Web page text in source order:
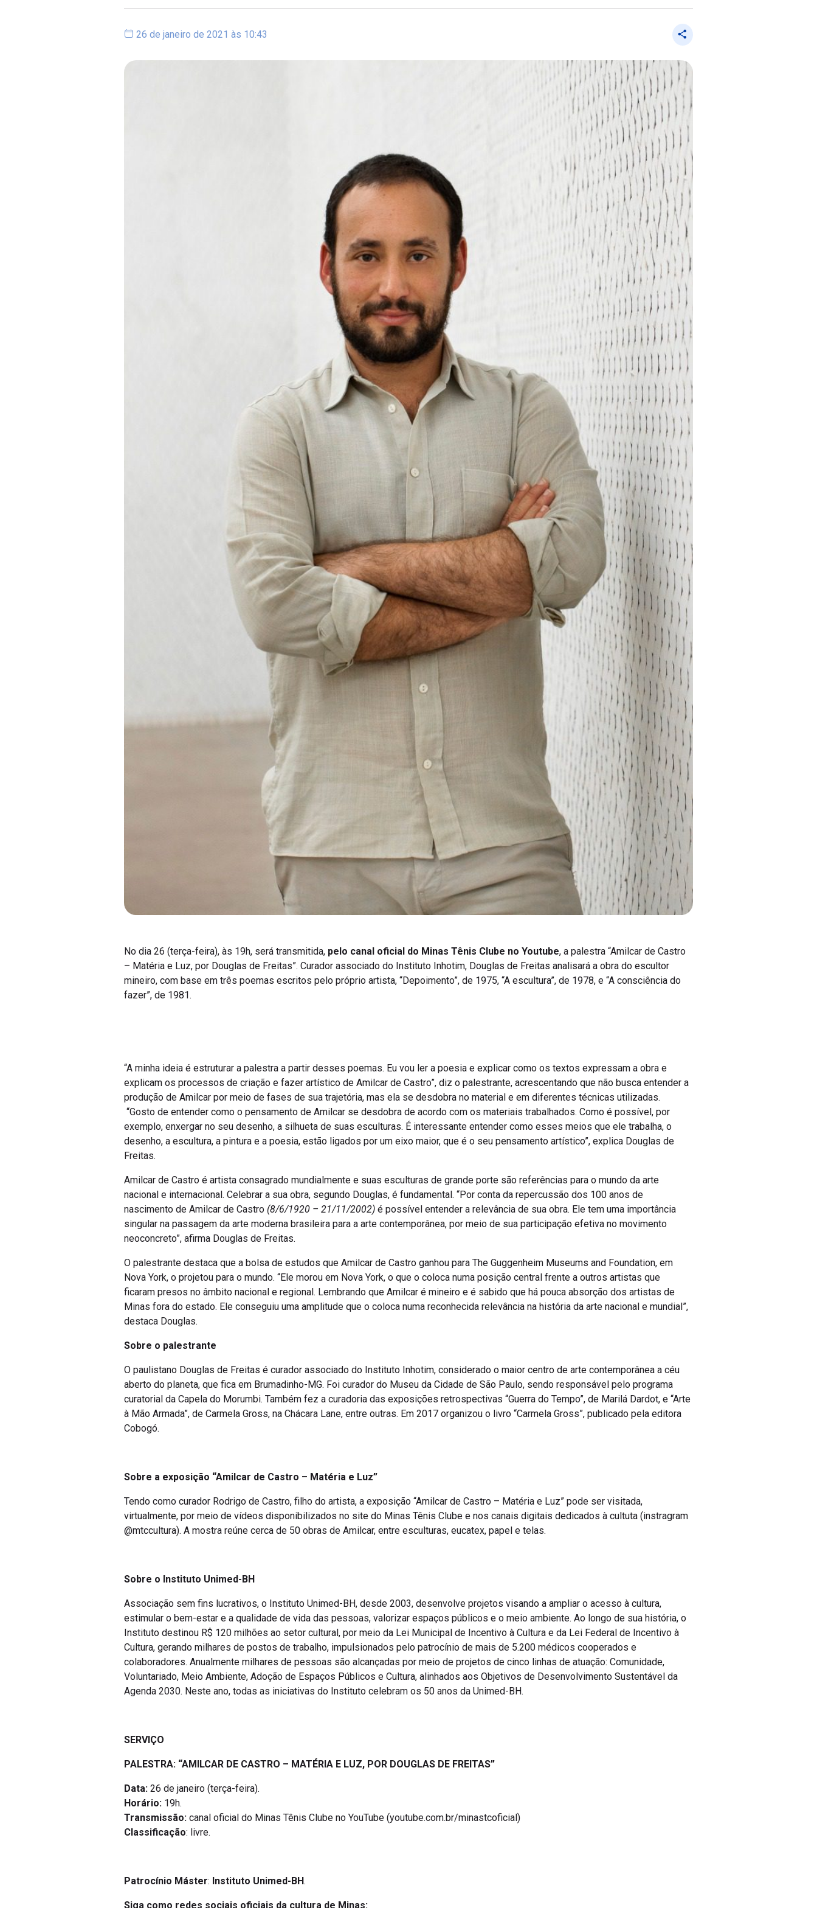
26 de janeiro de 2021 às 10:43
No dia 26 (terça-feira), às 19h, será transmitida, pelo canal oficial do Minas Tênis Clube no Youtube, a palestra “Amilcar de Castro
– Matéria e Luz, por Douglas de Freitas”. Curador associado do Instituto Inhotim, Douglas de Freitas analisará a obra do escultor
mineiro, com base em três poemas escritos pelo próprio artista, “Depoimento”, de 1975, “A escultura”, de 1978, e “A consciência do
fazer”, de 1981.
“A minha ideia é estruturar a palestra a partir desses poemas. Eu vou ler a poesia e explicar como os textos expressam a obra e
explicam os processos de criação e fazer artístico de Amilcar de Castro”, diz o palestrante, acrescentando que não busca entender a
produção de Amilcar por meio de fases de sua trajetória, mas ela se desdobra no material e em diferentes técnicas utilizadas.
“Gosto de entender como o pensamento de Amilcar se desdobra de acordo com os materiais trabalhados. Como é possível, por
exemplo, enxergar no seu desenho, a silhueta de suas esculturas. É interessante entender como esses meios que ele trabalha, o
desenho, a escultura, a pintura e a poesia, estão ligados por um eixo maior, que é o seu pensamento artístico”, explica Douglas de
Freitas.
Amilcar de Castro é artista consagrado mundialmente e suas esculturas de grande porte são referências para o mundo da arte
nacional e internacional. Celebrar a sua obra, segundo Douglas, é fundamental. “Por conta da repercussão dos 100 anos de
nascimento de Amilcar de Castro (8/6/1920 – 21/11/2002) é possível entender a relevância de sua obra. Ele tem uma importância
singular na passagem da arte moderna brasileira para a arte contemporânea, por meio de sua participação efetiva no movimento
neoconcreto”, afirma Douglas de Freitas.
O palestrante destaca que a bolsa de estudos que Amilcar de Castro ganhou para The Guggenheim Museums and Foundation, em
Nova York, o projetou para o mundo. “Ele morou em Nova York, o que o coloca numa posição central frente a outros artistas que
ficaram presos no âmbito nacional e regional. Lembrando que Amilcar é mineiro e é sabido que há pouca absorção dos artistas de
Minas fora do estado. Ele conseguiu uma amplitude que o coloca numa reconhecida relevância na história da arte nacional e mundial”,
destaca Douglas.
Sobre o palestrante
O paulistano Douglas de Freitas é curador associado do Instituto Inhotim, considerado o maior centro de arte contemporânea a céu
aberto do planeta, que fica em Brumadinho-MG. Foi curador do Museu da Cidade de São Paulo, sendo responsável pelo programa
curatorial da Capela do Morumbi. Também fez a curadoria das exposições retrospectivas “Guerra do Tempo”, de Marilá Dardot, e “Arte
à Mão Armada”, de Carmela Gross, na Chácara Lane, entre outras. Em 2017 organizou o livro “Carmela Gross”, publicado pela editora
Cobogó.
Sobre a exposição “Amilcar de Castro – Matéria e Luz”
Tendo como curador Rodrigo de Castro, filho do artista, a exposição “Amilcar de Castro – Matéria e Luz” pode ser visitada,
virtualmente, por meio de vídeos disponibilizados no site do Minas Tênis Clube e nos canais digitais dedicados à cultuta (instragram
@mtccultura). A mostra reúne cerca de 50 obras de Amilcar, entre esculturas, eucatex, papel e telas.
Sobre o Instituto Unimed-BH
Associação sem fins lucrativos, o Instituto Unimed-BH, desde 2003, desenvolve projetos visando a ampliar o acesso à cultura,
estimular o bem-estar e a qualidade de vida das pessoas, valorizar espaços públicos e o meio ambiente. Ao longo de sua história, o
Instituto destinou R$ 120 milhões ao setor cultural, por meio da Lei Municipal de Incentivo à Cultura e da Lei Federal de Incentivo à
Cultura, gerando milhares de postos de trabalho, impulsionados pelo patrocínio de mais de 5.200 médicos cooperados e
colaboradores. Anualmente milhares de pessoas são alcançadas por meio de projetos de cinco linhas de atuação: Comunidade,
Voluntariado, Meio Ambiente, Adoção de Espaços Públicos e Cultura, alinhados aos Objetivos de Desenvolvimento Sustentável da
Agenda 2030. Neste ano, todas as iniciativas do Instituto celebram os 50 anos da Unimed-BH.
SERVIÇO
PALESTRA: “AMILCAR DE CASTRO – MATÉRIA E LUZ, POR DOUGLAS DE FREITAS”
Data: 26 de janeiro (terça-feira).
Horário: 19h.
Transmissão: canal oficial do Minas Tênis Clube no YouTube (youtube.com.br/minastcoficial)
Classificação: livre.
Patrocínio Máster: Instituto Unimed-BH.
Siga como redes sociais oficiais da cultura de Minas: